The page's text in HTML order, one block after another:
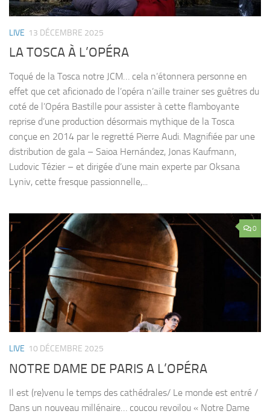
LIVE 13 DÉCEMBRE 2025
LA TOSCA À L’OPÉRA
Toqué de la Tosca notre JCM… cela n’étonnera personne en
effet que cet aficionado de l’opéra n’aille trainer ses guêtres du
coté de l’Opéra Bastille pour assister à cette flamboyante
reprise d’une production désormais mythique de la Tosca
conçue en 2014 par le regretté Pierre Audi. Magnifiée par une
distribution de gala – Saioa Hernández, Jonas Kaufmann,
Ludovic Tézier – et dirigée d’une main experte par Oksana
Lyniv, cette fresque passionnelle,...
0
LIVE 10 DÉCEMBRE 2025
NOTRE DAME DE PARIS A L’OPÉRA
Il est (re)venu le temps des cathédrales/ Le monde est entré /
Dans un nouveau millénaire… coucou revoilou « Notre Dame